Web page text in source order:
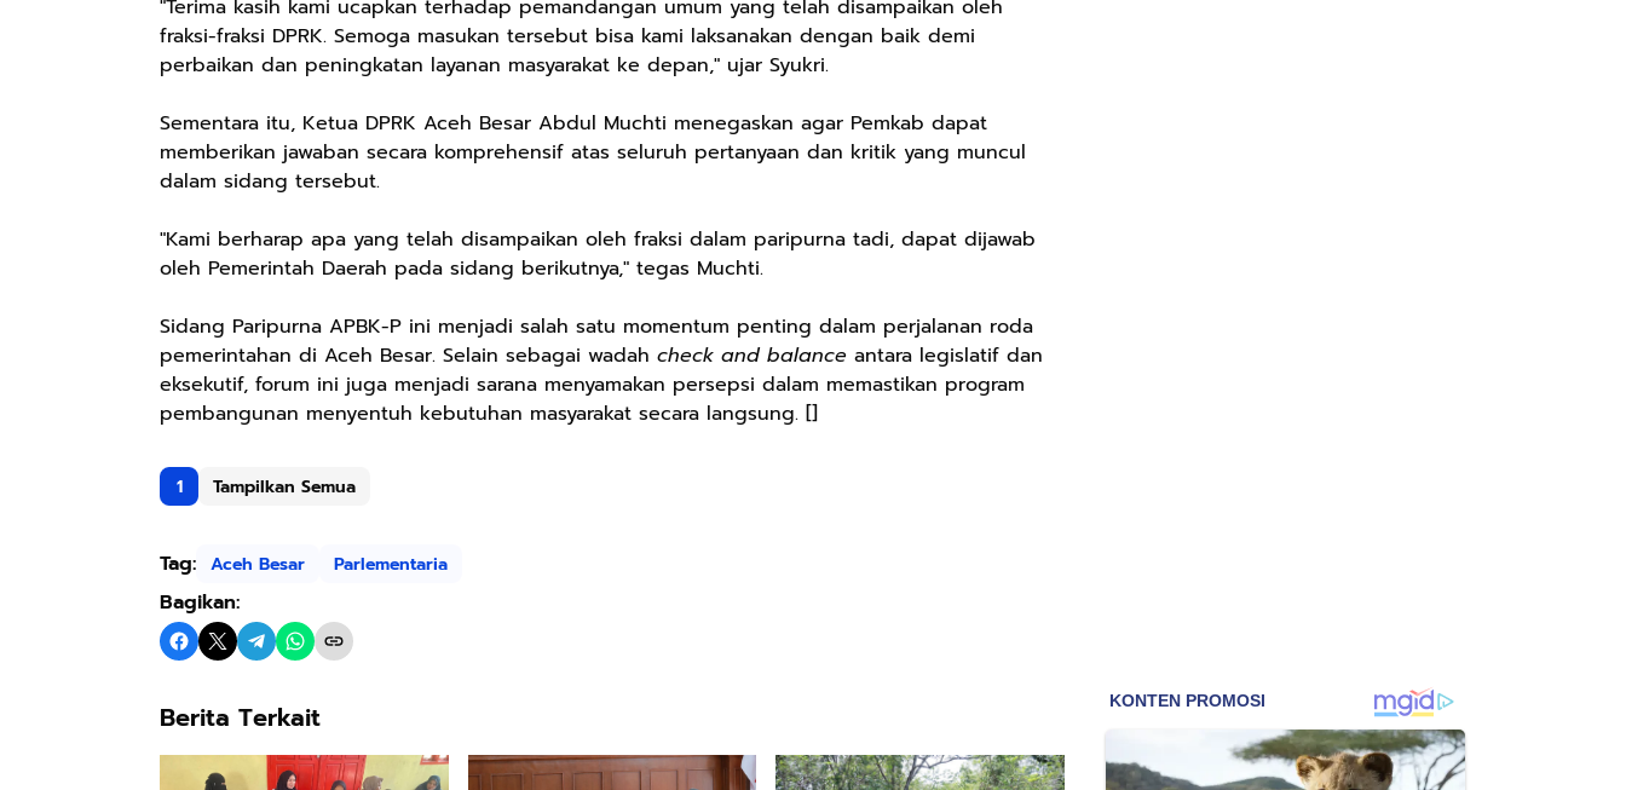
"Terima kasih kami ucapkan terhadap pemandangan umum yang telah disampaikan oleh
fraksi-fraksi DPRK. Semoga masukan tersebut bisa kami laksanakan dengan baik demi
perbaikan dan peningkatan layanan masyarakat ke depan," ujar Syukri.
Sementara itu, Ketua DPRK Aceh Besar Abdul Muchti menegaskan agar Pemkab dapat
memberikan jawaban secara komprehensif atas seluruh pertanyaan dan kritik yang muncul
dalam sidang tersebut.
"Kami berharap apa yang telah disampaikan oleh fraksi dalam paripurna tadi, dapat dijawab
oleh Pemerintah Daerah pada sidang berikutnya," tegas Muchti.
Sidang Paripurna APBK-P ini menjadi salah satu momentum penting dalam perjalanan roda
pemerintahan di Aceh Besar. Selain sebagai wadah check and balance antara legislatif dan
eksekutif, forum ini juga menjadi sarana menyamakan persepsi dalam memastikan program
pembangunan menyentuh kebutuhan masyarakat secara langsung. []
1 Tampilkan Semua
Tag: Aceh Besar Parlementaria
Bagikan:
Berita Terkait